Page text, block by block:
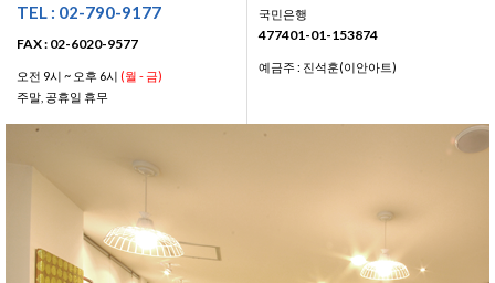
TEL : 02-790-9177
FAX : 02-6020-9577
오전 9시 ~ 오후 6시 (월 - 금)
주말, 공휴일 휴무
국민은행
477401-01-153874
예금주 : 진석훈(이안아트)